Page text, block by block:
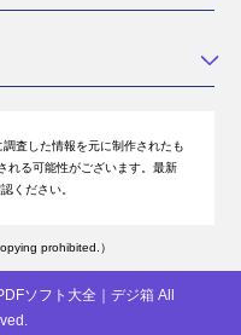
査した情報を元に制作されたも
れる可能性がございます。最新
ください。
prohibited.）
ソフト大全｜デジ箱 All